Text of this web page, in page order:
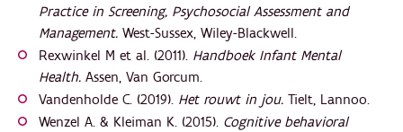
Practice in Screening, Psychosocial Assessment and
Management. West-Sussex, Wiley-Blackwell.
Rexwinkel M et al. (2011). Handboek Infant Mental
Health. Assen, Van Gorcum.
Vandenholde C. (2019). Het rouwt in jou. Tielt, Lannoo.
Wenzel A. & Kleiman K. (2015). Cognitive behavioral